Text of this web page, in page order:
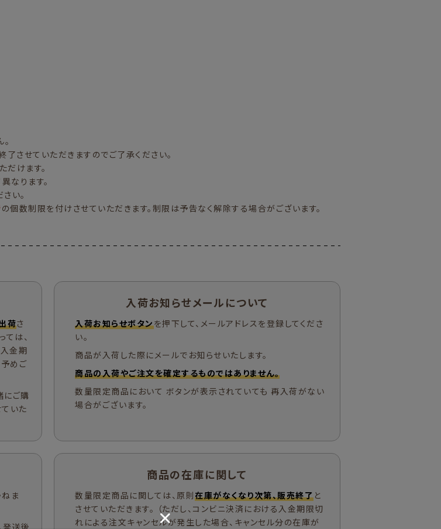
させていただきますのでご了承ください。
けます。
なります。
い。
の個数制限を付けさせていただきます。制限は予告なく解除する場合がございます。
荷さ
ては、
金期
めご
にご購
いた
入荷お知らせメールについて
入荷お知らせボタンを押下して、メールアドレスを登録してくださ
い。
商品が入荷した際にメールでお知らせいたします。
商品の入荷やご注文を確定するものではありません。
数量限定商品において ボタンが表示されていても 再入荷がない
場合がございます。
ま
商品の在庫に関して
数量限定商品に関しては、原則在庫がなくなり次第、販売終了と
させていただきます。 （ただし、コンビニ決済における入金期限切
れによる注文キャンセルが発生した場合、キャンセル分の在庫が